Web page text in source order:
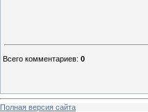
Всего комментариев: 0
Полная версия сайта